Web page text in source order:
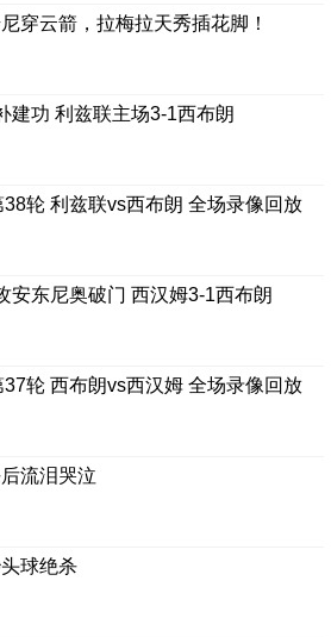
穿云箭，拉梅拉天秀插花脚！
建功 利兹联主场3-1西布朗
轮 利兹联vs西布朗 全场录像回放
安东尼奥破门 西汉姆3-1西布朗
轮 西布朗vs西汉姆 全场录像回放
流泪哭泣
球绝杀